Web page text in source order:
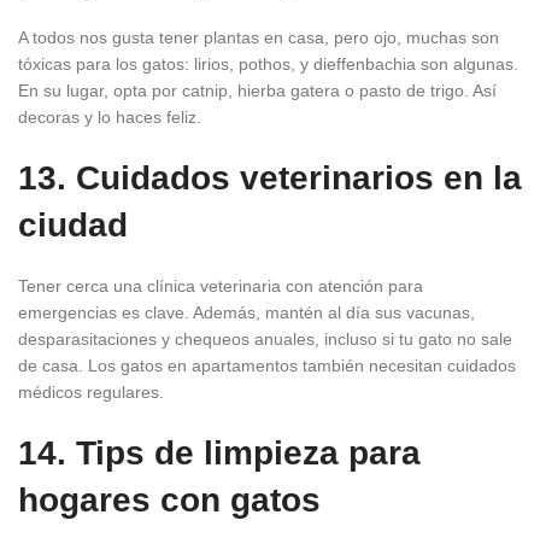
A todos nos gusta tener plantas en casa, pero ojo, muchas son
tóxicas para los gatos: lirios, pothos, y dieffenbachia son algunas.
En su lugar, opta por catnip, hierba gatera o pasto de trigo. Así
decoras y lo haces feliz.
13. Cuidados veterinarios en la
ciudad
Tener cerca una clínica veterinaria con atención para
emergencias es clave. Además, mantén al día sus vacunas,
desparasitaciones y chequeos anuales, incluso si tu gato no sale
de casa. Los gatos en apartamentos también necesitan cuidados
médicos regulares.
14. Tips de limpieza para
hogares con gatos